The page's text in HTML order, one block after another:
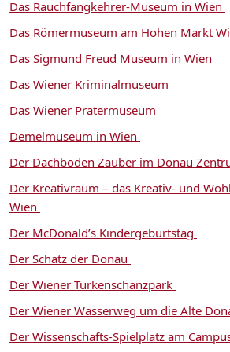
Das Rauchfangkehrer-Museum in Wien
Das Römermuseum am Hohen Markt
Das Sigmund Freud Museum in Wien
Das Wiener Kriminalmuseum
Das Wiener Pratermuseum
Demelmuseum in Wien
Der Dachboden Zauber im Donau
Der Kreativraum – das Kreativ- und
Wien
Der McDonald’s Kindergeburtstag
Der Schatz der Donau
Der Wiener Türkenschanzpark
Der Wiener Wasserweg um die Alte
Der Wissenschafts-Spielplatz am